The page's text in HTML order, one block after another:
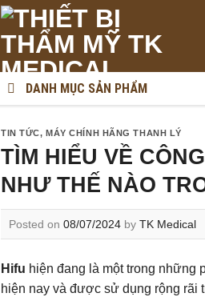
DANH MỤC SẢN PHẨM
TIN TỨC,MÁY CHÍNH HÃNG THANH LÝ
TÌM HIỂU VỀ
NHƯ THẾ NÀO
Posted on 08/07/2024 by TK Medical
Hifu hiện đang là một trong những
hiện nay và được sử dụng rộng rãi